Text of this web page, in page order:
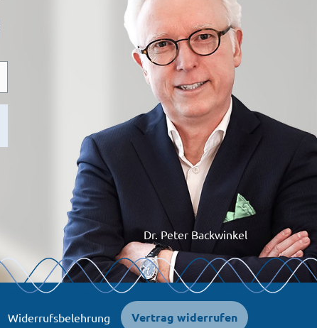
Dr. Peter Backwinkel
Widerrufsbelehrung Vertrag widerrufen